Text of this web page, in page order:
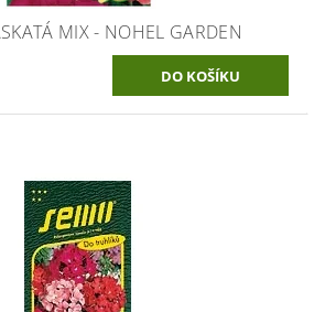
MIX - NOHEL GARDEN